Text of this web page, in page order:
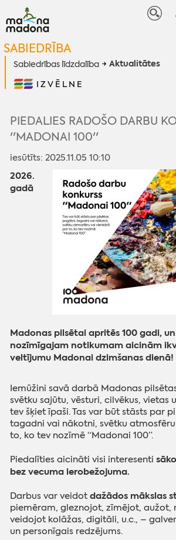
SABIEDRĪBA
Sabiedrības līdzdalība Aktualitātes
IZVĒLNE
PIEDALIES RADOŠO DARBU
''MADONAI 100''
iesūtīts: 2025.11.05 10:10
2026.
gadā
Madonas pilsētai apritēs 100 gadi,
nozīmīgajam notikumam aicinām
veltījumu Madonai dzimšanas dienā!
Iemūžini savā darbā Madonas
svētku sajūtu, vēsturi, cilvēkus, vietas
tev šķiet īpaši. Tas var būt stāsts par
tagadni vai nākotni, svētku
to, ko tev nozīmē “Madonai 100”.
Piedalīties aicināti visi interesenti
bez vecuma ierobežojuma.
Darbus var veidotdažādos mākslas
piemēram, gleznojot, zīmējot, aužot,
veidojot kolāžas, digitāli, u.c., –
un personīgais redzējums.